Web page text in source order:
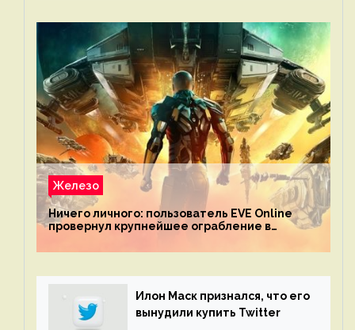
Железо
Ничего личного: пользователь EVE Online
провернул крупнейшее ограбление в
механике
Илон Маск признался, что его
вынудили купить Twitter